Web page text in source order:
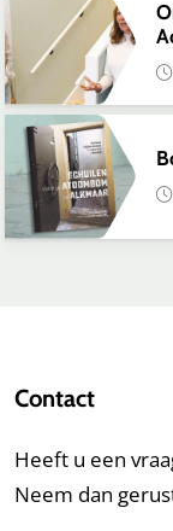
Contact
Heeft u een
Neem dan